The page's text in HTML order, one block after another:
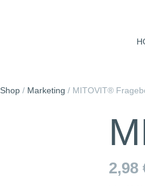
Shop/ Marketing / MITOVIT®
2,98